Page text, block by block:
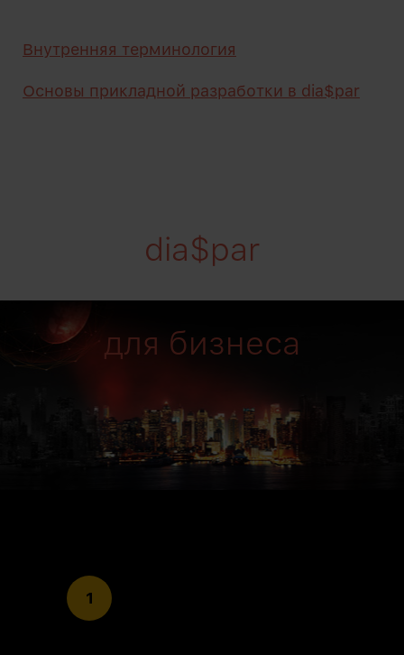
Внутренняя терминология
Основы прикладной разработки в dia$par
dia$par
для бизнеса
1